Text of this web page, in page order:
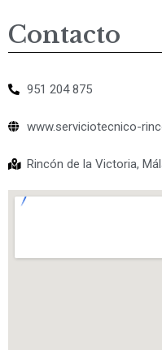
Contacto
951 204 875
www.serviciotecnico-
Rincón de la Victoria,